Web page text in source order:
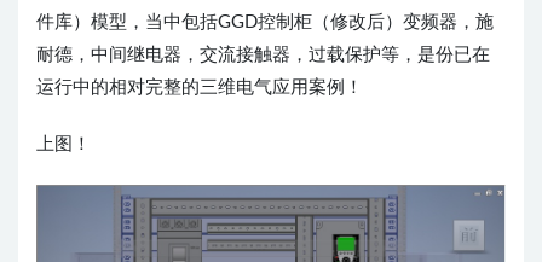
件库）模型，当中包括GGD控制柜（修改后）变频器，施
耐德，中间继电器，交流接触器，过载保护等，是份已在
运行中的相对完整的三维电气应用案例！
上图！